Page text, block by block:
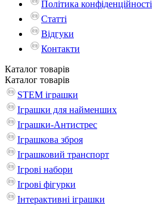
Політика конфіденційності
Статті
Відгуки
Контакти
Каталог товарів
Каталог товарів
STEM іграшки
Іграшки для найменших
Іграшки-Антистрес
Іграшкова зброя
Іграшковий транспорт
Ігрові набори
Ігрові фігурки
Інтерактивні іграшки